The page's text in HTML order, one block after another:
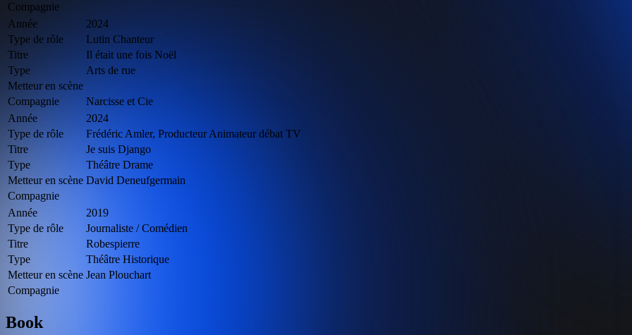
Compagnie
Année
2024
Type de rôle
Lutin Chanteur
Titre
Il était une fois Noël
Type
Arts de rue
Metteur en scène
Compagnie
Narcisse et Cie
Année
2024
Type de rôle
Frédéric Amler, Producteur Animateur débat TV
Titre
Je suis Django
Type
Théâtre Drame
Metteur en scène David Deneufgermain
Compagnie
Année
2019
Type de rôle
Journaliste / Comédien
Titre
Robespierre
Type
Théâtre Historique
Metteur en scène Jean Plouchart
Compagnie
Book